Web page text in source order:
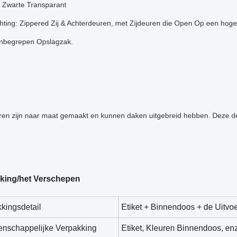
Zwarte Transparant
Zippered Zij & Achterdeuren, met Zijdeuren die Open Op een
Opslagzak.
zijn naar maat gemaakt en kunnen daken uitgebreid hebben. Deze
het Verschepen
Etiket + Binnendoos + de
Verpakking Etiket, Kleuren Binnendoos,